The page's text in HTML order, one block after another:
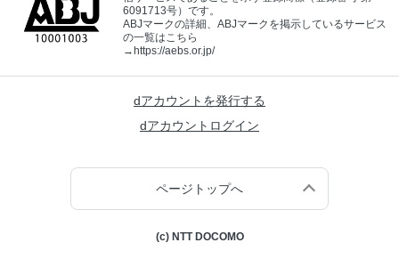
6091713号）です。
ABJマークの詳細、ABJマークを掲示しているサービス
の一覧はこちら
→https://aebs.or.jp/
dアカウントを発行する
dアカウントログイン
ページトップへ
(c) NTT DOCOMO